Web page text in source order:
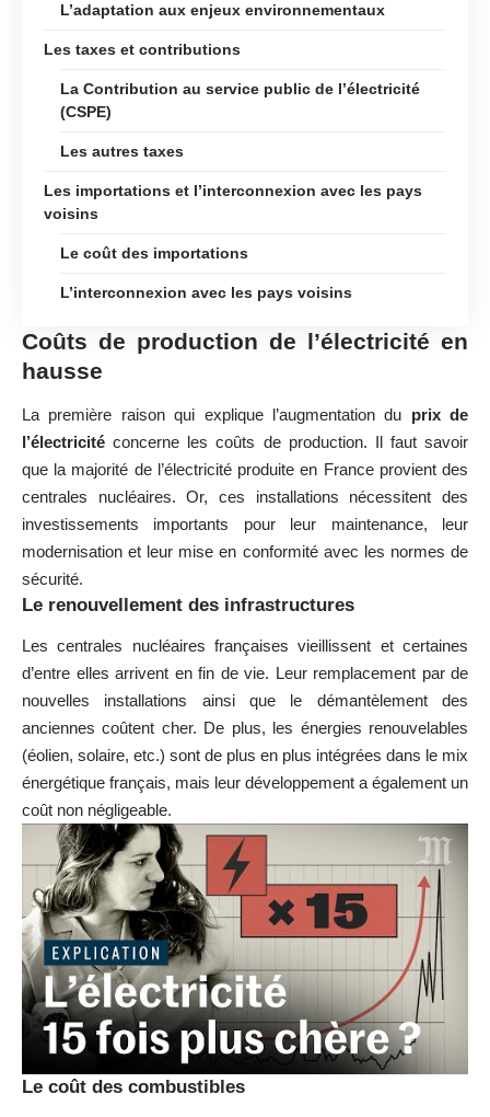
L’adaptation aux enjeux environnementaux
Les taxes et contributions
La Contribution au service public de l’électricité
(CSPE)
Les autres taxes
Les importations et l’interconnexion avec les pays
voisins
Le coût des importations
L’interconnexion avec les pays voisins
Coûts de production de l’électricité en
hausse
La première raison qui explique l’augmentation du prix de
l’électricité concerne les coûts de production. Il faut savoir
que la majorité de l’électricité produite en France provient des
centrales nucléaires. Or, ces installations nécessitent des
investissements importants pour leur maintenance, leur
modernisation et leur mise en conformité avec les normes de
sécurité.
Le renouvellement des infrastructures
Les centrales nucléaires françaises vieillissent et certaines
d’entre elles arrivent en fin de vie. Leur remplacement par de
nouvelles installations ainsi que le démantèlement des
anciennes coûtent cher. De plus, les énergies renouvelables
(éolien, solaire, etc.) sont de plus en plus intégrées dans le mix
énergétique français, mais leur développement a également un
coût non négligeable.
Le coût des combustibles